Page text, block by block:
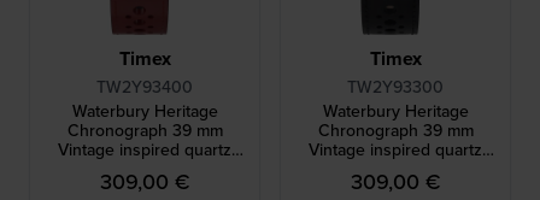
Timex
TW2Y93400
Waterbury Heritage
Chronograph 39 mm
Vintage inspired quartz
sports chronograph
309,00 €
Timex
TW2Y93300
Waterbury Heritage
Chronograph 39 mm
Vintage inspired quartz
sports chronograph
309,00 €